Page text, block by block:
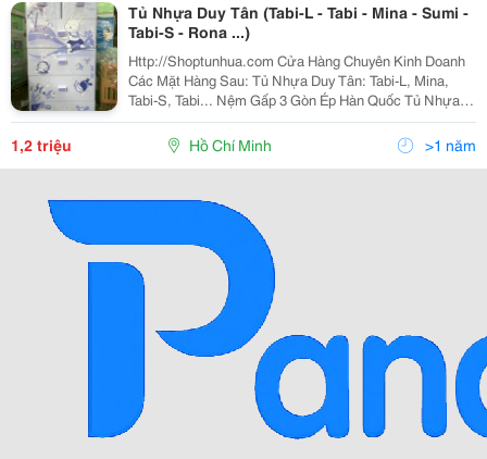
Tủ Nhựa Duy Tân (Tabi-L - Tabi - Mina - Sumi -
Tabi-S - Rona ...)
Http://Shoptunhua.com Cửa Hàng Chuyên Kinh Doanh
Các Mặt Hàng Sau: Tủ Nhựa Duy Tân: Tabi-L, Mina,
Tabi-S, Tabi... Nệm Gấp 3 Gòn Ép Hàn Quốc Tủ Nhựa
Treo - Nhập Khẩu Đài Loan 100% Giường Sắt Duy
Phương (Giường Đơn, Tầng) Nôi Tự Động Autoru -
1,2 triệu Hồ Chí Minh >1 năm